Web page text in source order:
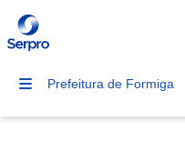
Prefeitura de Formiga